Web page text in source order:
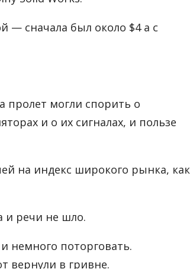
— сначала был около $4 а с
пролет могли спорить о
и о их сигналах, и пользе
на индекс широкого рынка, как
и речи не шло.
немного поторговать.
вернули в гривне.